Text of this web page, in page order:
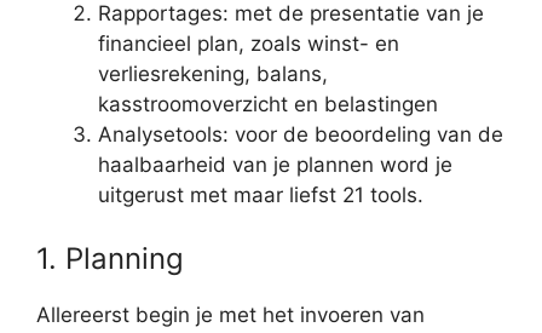
Rapportages: met de presentatie van je
financieel plan, zoals winst- en
verliesrekening, balans,
kasstroomoverzicht en belastingen
Analysetools: voor de beoordeling van de
haalbaarheid van je plannen word je
uitgerust met maar liefst 21 tools.
1. Planning
Allereerst begin je met het invoeren van